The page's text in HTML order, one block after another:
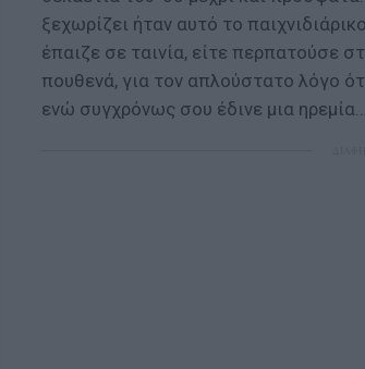
ξεχωρίζει ήταν αυτό το
έπαιζε σε ταινία, είτε περπατούσε
πουθενά, για τον απλούστατο λόγο
ενώ συγχρόνως σου έδινε μια ηρεμία…